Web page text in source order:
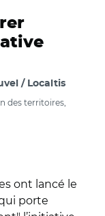
/ Localtis
des territoires,
ont lancé le
porte